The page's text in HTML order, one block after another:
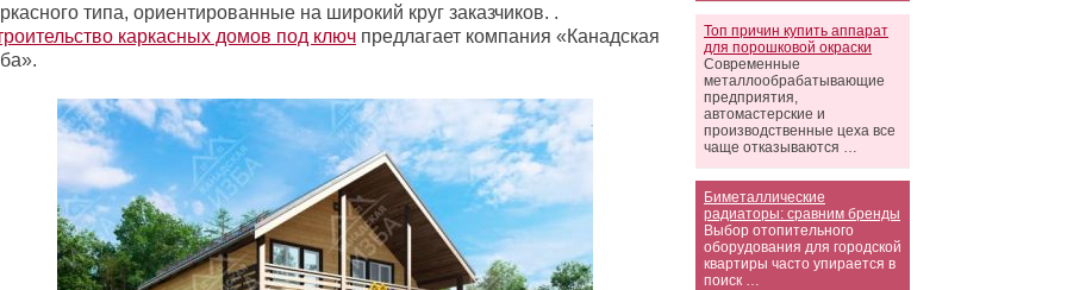
Топ причин купить аппарат
для порошковой окраски
Современные
металлообрабатывающие
предприятия,
автомастерские и
производственные цеха все
чаще отказываются …
Биметаллические
радиаторы: сравним бренды
Выбор отопительного
оборудования для городской
квартиры часто упирается в
поиск …
типа, ориентированные на широкий круг заказчиков. .
каркасных домов под ключ предлагает компания «Канадская